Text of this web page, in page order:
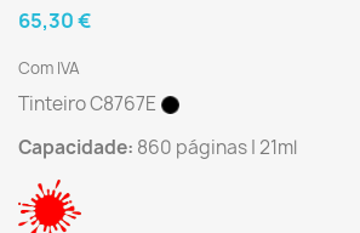
65,30 €
Com IVA
Tinteiro C8767E
Capacidade: 860 páginas | 21ml